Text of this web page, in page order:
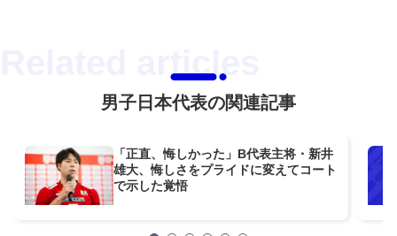
男子日本代表の関連記事
「正直、悔しかった」B代表主将・新井
雄大、悔しさをプライドに変えてコート
で示した覚悟